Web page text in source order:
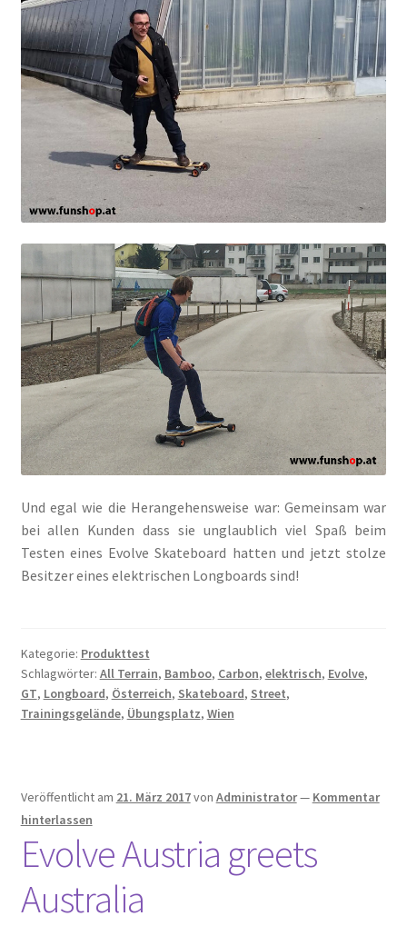
Und egal wie die Herangehensweise war: Gemeinsam war
bei allen Kunden dass sie unglaublich viel Spaß beim
Testen eines Evolve Skateboard hatten und jetzt stolze
Besitzer eines elektrischen Longboards sind!
Kategorie: Produkttest
Schlagwörter: All Terrain, Bamboo, Carbon, elektrisch, Evolve,
GT, Longboard, Österreich, Skateboard, Street,
Trainingsgelände, Übungsplatz, Wien
Veröffentlicht am 21. März 2017von Administrator— Kommentar
hinterlassen
Evolve Austria greets
Australia